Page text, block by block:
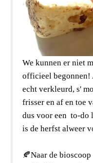
We kunnen er niet
officieel begonnen!
echt verkleurd, s'
frisser en af en toe
dus voor een to-do
is de herfst alweer
🍂Naar de